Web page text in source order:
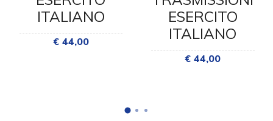
ITALIANO
€ 44,00
ESERCITO
ITALIANO
€ 44,00